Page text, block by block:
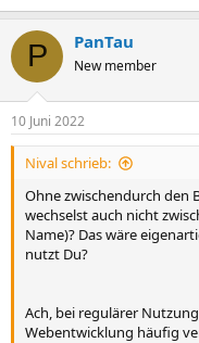
P PanTau
New member
10 Juni 2022
Nival schrieb:
Ohne zwischendurch den
wechselst auch nicht
Name)? Das wäre
nutzt Du?
Ach, bei regulärer
Webentwicklung häufig